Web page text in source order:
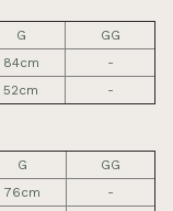
G
GG
84cm
-
52cm -
G
GG
76cm
-